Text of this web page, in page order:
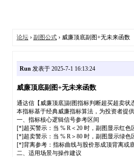
论坛› 副图公式› 威廉顶底副图+无未来函数
Run发表于 2025-7-1 16:13:24
威廉顶底副图+无未来函数
通达信【威廉顶底]副图指标判断超买超卖状
本指标基于经典威廉指标算法，为投资者提
一、指标核心逻辑信号参考区间
[*]超买警示：当 % R＜20 时，副图显示红色
[*]超卖警示：当 % R＞80 时，副图显示绿色
[*]背离参考：指标曲线与股价形成顶背离或
二、适用场景与操作建议